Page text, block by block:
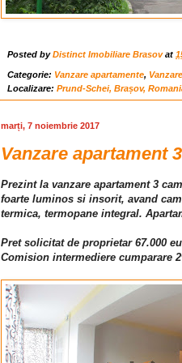
Posted byDistinct Imobiliare Brasov at
Categorie: Vanzare apartamente,
Localizare: Prund-Schei, Brașov,
marți, 7 noiembrie 2017
Vanzare apartament
Prezint la vanzare apartament 3
foarte luminos si insorit, avand
termica, termopane integral.
Pret solicitat de proprietar 67.000
Comision intermediere cumparare